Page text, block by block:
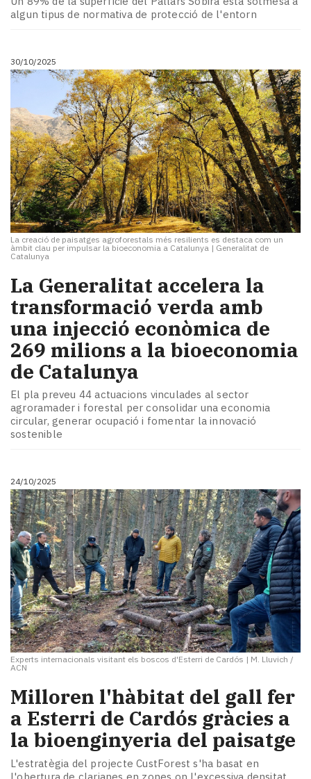
algun tipus de normativa de protecció de l'entorn
30/10/2025
La creació de paisatges agroforestals més resilients es destaca com un
àmbit clau per impulsar la bioeconomia a Catalunya | Generalitat de
Catalunya
La Generalitat accelera la
transformació verda amb
una injecció econòmica de
269 milions a la bioeconomia
de Catalunya
El pla preveu 44 actuacions vinculades al sector
agroramader i forestal per consolidar una economia
circular, generar ocupació i fomentar la innovació
sostenible
24/10/2025
Experts internacionals visitant els boscos d'Esterri de Cardós | M. Lluvich /
ACN
​Milloren l'hàbitat del gall fer
a Esterri de Cardós gràcies a
la bioenginyeria del paisatge
L'estratègia del projecte CustForest s'ha basat en